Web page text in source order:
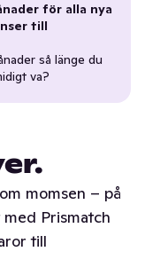
för alla nya
till
så länge du
va?
momsen – på
Prismatch
till